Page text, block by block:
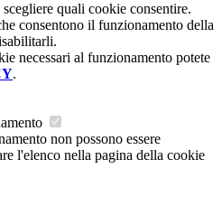
quali cookie consentire.
consentono il funzionamento della
necessari al funzionamento potete
.
non possono essere
l'elenco nella pagina della cookie